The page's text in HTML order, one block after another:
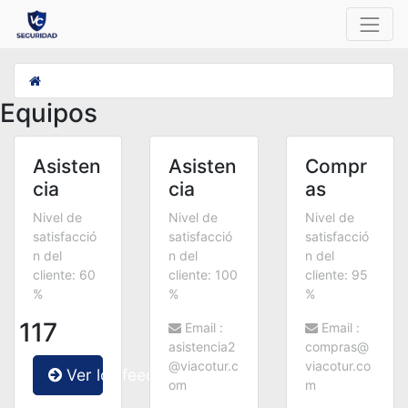
Equipos
Asisten
cia
Nivel de
satisfacció
n del
cliente: 60
%
117
Ver los feedbacks
Asisten
cia
Nivel de
satisfacció
n del
cliente: 100
%
Email :
asistencia2
@viacotur.c
om
Compr
as
Nivel de
satisfacció
n del
cliente: 95
%
Email :
compras@
viacotur.co
m